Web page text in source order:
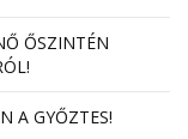
ŐSZINTÉN
A GYŐZTES!